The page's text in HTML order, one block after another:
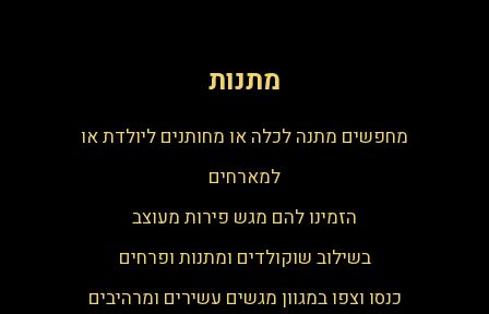
מתנות
מחפשים מתנה לכלה או מחותנים ליולדת או
למארחים
הזמינו להם מגש פירות מעוצב
בשילוב שוקולדים ומתנות ופרחים
כנסו וצפו במגוון מגשים עשירים ומרהיבים